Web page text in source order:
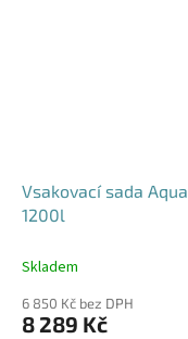
Vsakovací sada Aqua
1200l
Skladem
6 850 Kč bez DPH
8 289 Kč